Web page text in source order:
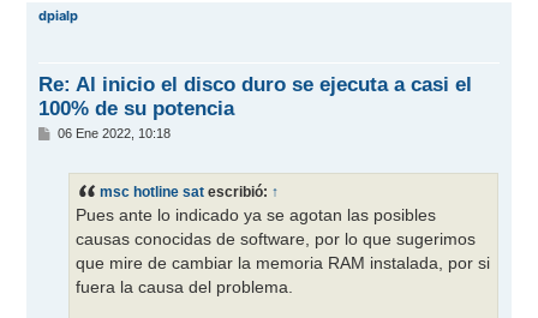
dpialp
Re: Al inicio el disco duro se ejecuta a casi el
100% de su potencia
M
06 Ene 2022, 10:18
msc hotline sat escribió: ↑
Pues ante lo indicado ya se agotan las posibles
causas conocidas de software, por lo que sugerimos
que mire de cambiar la memoria RAM instalada, por si
fuera la causa del problema.